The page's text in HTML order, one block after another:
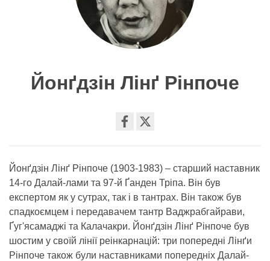
Йонґдзін Лінґ Рінпоче
facebook
Йонґдзін Лінґ Рінпоче (1903-1983) – старший наставник
14-го Далай-лами та 97-й Ґанден Тріпа. Він був
експертом як у сутрах, так і в тантрах. Він також був
спадкоємцем і передавачем тантр Ваджрабгайрави,
Ґуг'ясамаджі та Калачакри. Йонґдзін Лінґ Рінпоче був
шостим у своїй лінії реінкарнацій: три попередні Лінґи
Рінпоче також були наставниками попередніх Далай-